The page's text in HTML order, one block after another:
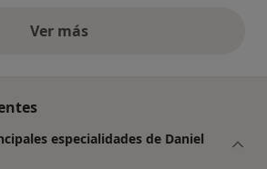
Ver másopiniones anteriores
especialidades de Daniel